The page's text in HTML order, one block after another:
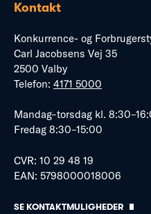
Kontakt
Konkurrence- og
Carl Jacobsens Vej 35
2500 Valby
Telefon: 4171 5000
Mandag–torsdag kl.
Fredag 8:30–15:00
CVR: 10 29 48 19
EAN: 5798000018006
SE KONTAKTMULIGHEDER